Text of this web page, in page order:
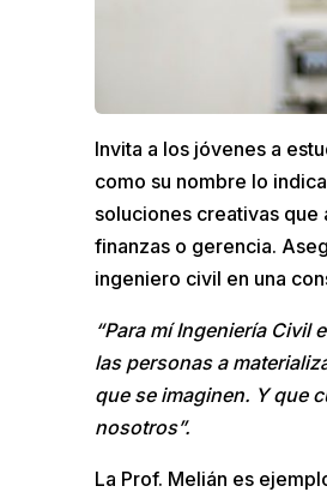
Invita a los jóvenes a
como su nombre lo
soluciones creativas
finanzas o gerencia.
ingeniero civil en una
“Para mí Ingeniería Civil
las personas a
que se imaginen. Y que
nosotros”.
La Prof. Melián es